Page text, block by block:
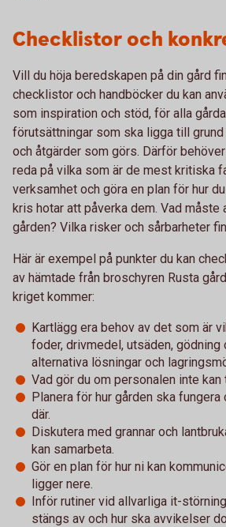
Checklistor och
Vill du höja beredskapen på din gård
checklistor och handböcker du kan
som inspiration och stöd, för alla
förutsättningar som ska ligga till
och åtgärder som görs. Därför
reda på vilka som är de mest kritiska
verksamhet och göra en plan för hur
kris hotar att påverka dem. Vad måste
gården? Vilka risker och sårbarheter
Här är exempel på punkter du kan
av hämtade från broschyren Rusta
kriget kommer:
Kartlägg era behov av det som är
foder, drivmedel, utsäden, gödning
alternativa lösningar och
Vad gör du om personalen inte
Planera för hur gården ska fungera
där.
Diskutera med grannar och
kan samarbeta.
Gör en plan för hur ni kan
ligger nere.
Inför rutiner vid allvarliga it-
stängs av och hur ska avvikelser